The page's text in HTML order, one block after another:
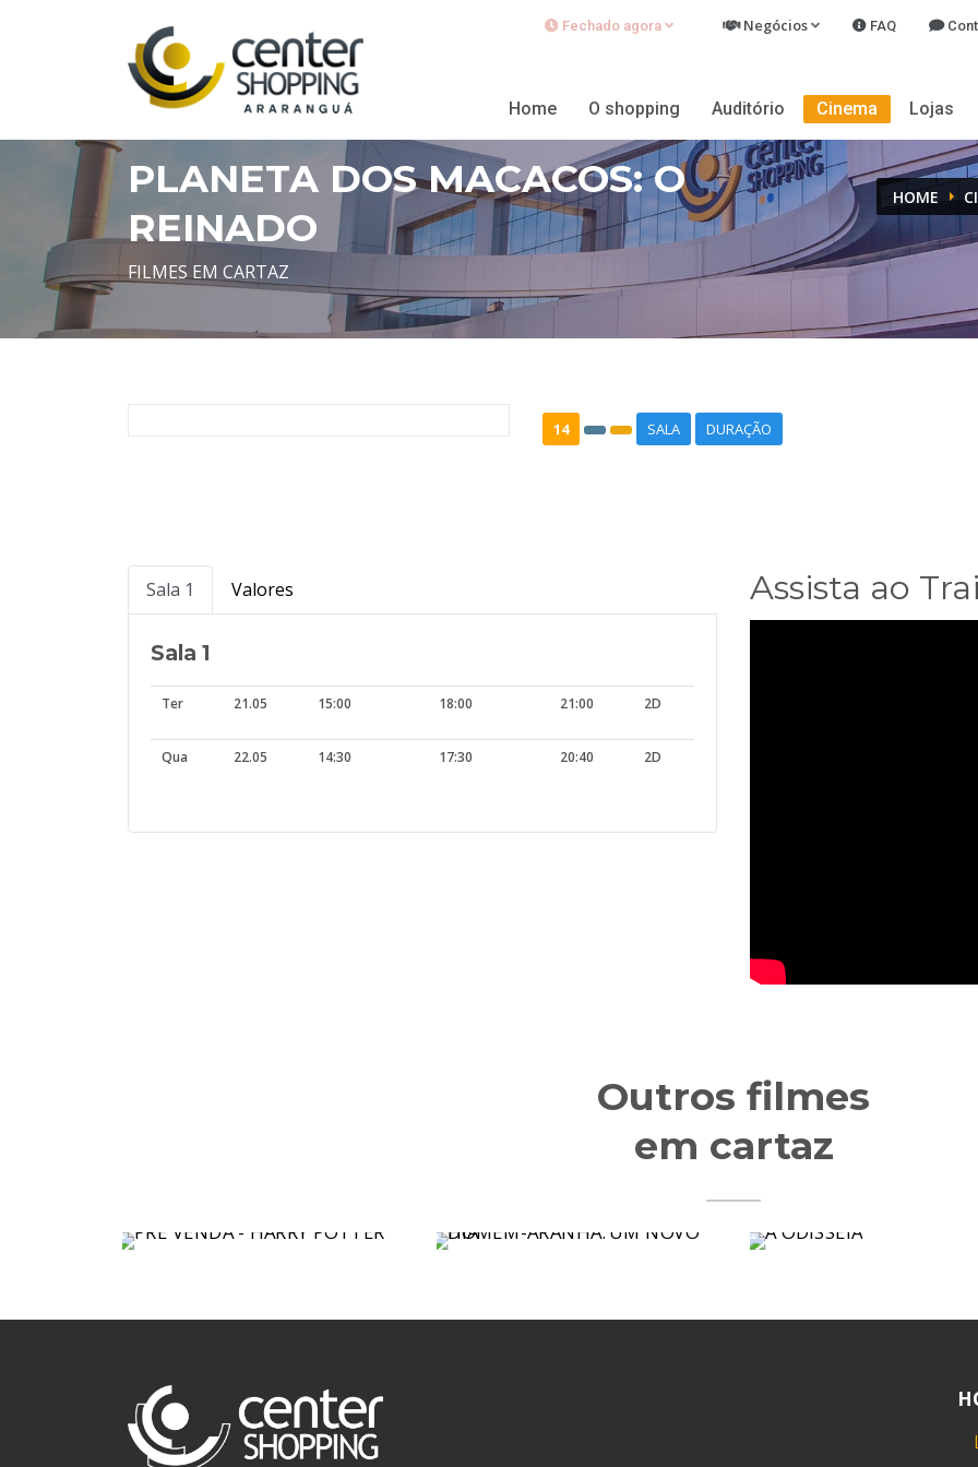
Fechado agora Negócios FAQ
Home O shopping Auditório Cinema Lojas
PLANETA DOS MACACOS: O
REINADO
FILMES EM CARTAZ
HOME
14 SALA DURAÇÃO
Sala 1 Valores
Sala 1
Ter 21.05 15:00 18:00 21:00 2D
Qua 22.05 14:30 17:30 20:40 2D
Assista ao
Outros filmes
em cartaz